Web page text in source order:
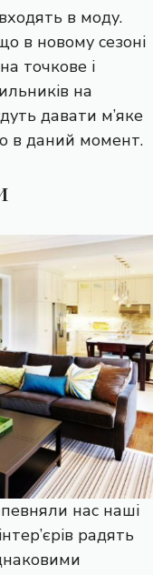
в моду.
в новому сезоні
точкове і
на
давати м’яке
в даний момент.
нас наші
радять